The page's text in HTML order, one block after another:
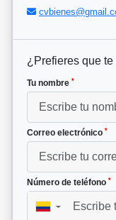
¿Prefieres que
Tu nombre *
Correo electrónico *
Número de teléfono *
▼